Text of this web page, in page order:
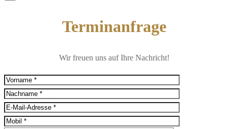
Terminanfrage
Wir freuen uns auf Ihre Nachricht!